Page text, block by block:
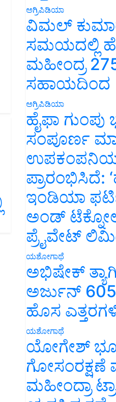
ಅಗ್ರಿಪಿಡಿಯಾ
ವಿಮಲ್
ಸಮಯದಲ್ಲಿ
ಮಹೀಂದ್ರ
ಸಹಾಯದಿಂದ
ಅಗ್ರಿಪಿಡಿಯಾ
ಹೈಫಾ ಗುಂಪು
ಸಂಪೂರ್ಣ
ಪ್ರಾರಂಭಿಸಿದೆ:
ಇಂಡಿಯಾ
ಅಂಡ್
ಪ್ರೈವೇಟ್
ಯಶೋಗಾಥೆ
ಅಭಿಷೇಕ್
ಅರ್ಜುನ್
ಹೊಸ
ಯಶೋಗಾಥೆ
ಯೋಗೇಶ್
ಗೋಸಂರಕ್ಷಣೆ
ಮಹೀಂದ್ರಾ